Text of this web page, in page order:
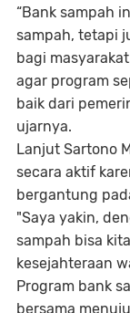
“Bank sampah
sampah, tetapi
bagi
agar program
baik dari
ujarnya.
Lanjut Sartono
secara aktif
bergantung
"Saya yakin,
sampah bisa
kesejahteraan
Program bank
bersama